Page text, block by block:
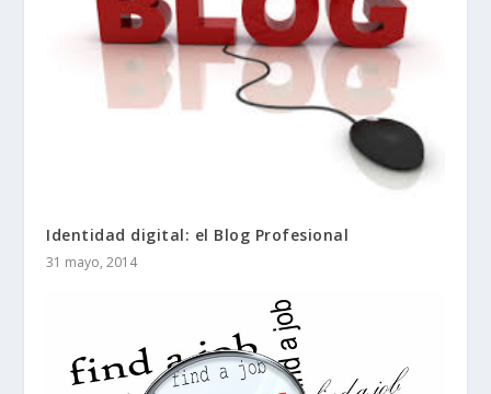
Identidad digital: el Blog Profesional
31 mayo, 2014